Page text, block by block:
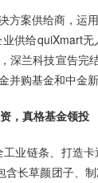
方案供给商，运
供给quiXmart
深兰科技宣告完
购基金和中金新
，真格基金领投
业链条、打造
长草颜团子、